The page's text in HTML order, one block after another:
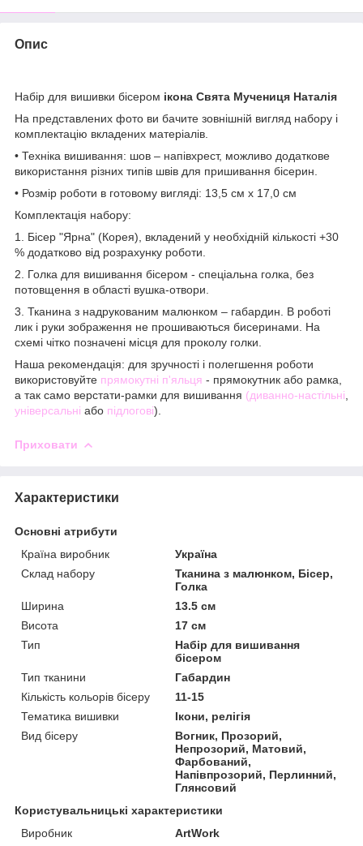
Опис
Набір для вишивки бісером ікона Свята Мучениця Наталія
На представлених фото ви бачите зовнішній вигляд набору і
комплектацію вкладених матеріалів.
• Техніка вишивання: шов – напівхрест, можливо додаткове
використання різних типів швів для пришивання бісерин.
• Розмір роботи в готовому вигляді: 13,5 см х 17,0 см
Комплектація набору:
1. Бісер "Ярна" (Корея), вкладений у необхідній кількості +30
% додатково від розрахунку роботи.
2. Голка для вишивання бісером - спеціальна голка, без
потовщення в області вушка-отвори.
3. Тканина з надрукованим малюнком – габардин. В роботі
лик і руки зображення не прошиваються бисеринами. На
схемі чітко позначені місця для проколу голки.
Наша рекомендація: для зручності і полегшення роботи
використовуйте прямокутні п'яльця - прямокутник або рамка,
а так само верстати-рамки для вишивання (диванно-настільні
універсальні або підлогові).
Приховати
Характеристики
Основні атрибути
Країна виробник
Україна
Склад набору
Тканина з малюнком, Бісер,
Голка
Ширина
13.5 см
Висота
17 см
Тип
Набір для вишивання
бісером
Тип тканини
Габардин
Кількість кольорів бісеру
11-15
Тематика вишивки
Ікони, релігія
Вид бісеру
Вогник, Прозорий,
Непрозорий, Матовий,
Фарбований,
Напівпрозорий, Перлинний,
Глянсовий
Користувальницькі характеристики
Виробник
ArtWork